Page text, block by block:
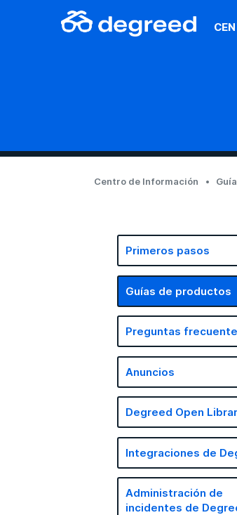
Centro de Información
Primeros pasos
Guías de productos
Preguntas
Anuncios
Degreed Open
Integraciones de
Administración de
incidentes de